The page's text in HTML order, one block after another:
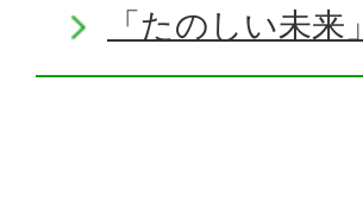
「たのしい未